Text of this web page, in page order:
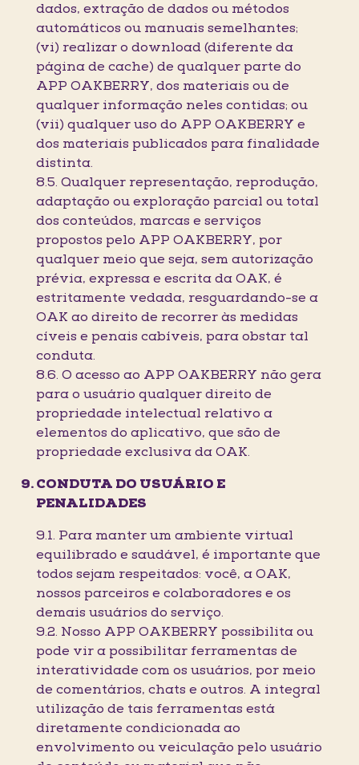
dados, extração de dados ou métodos
automáticos ou manuais semelhantes;
(vi) realizar o download (diferente da
página de cache) de qualquer parte do
APP OAKBERRY, dos materiais ou de
qualquer informação neles contidas; ou
(vii) qualquer uso do APP OAKBERRY e
dos materiais publicados para finalidade
distinta.
8.5. Qualquer representação, reprodução,
adaptação ou exploração parcial ou total
dos conteúdos, marcas e serviços
propostos pelo APP OAKBERRY, por
qualquer meio que seja, sem autorização
prévia, expressa e escrita da OAK, é
estritamente vedada, resguardando-se a
OAK ao direito de recorrer às medidas
cíveis e penais cabíveis, para obstar tal
conduta.
8.6. O acesso ao APP OAKBERRY não gera
para o usuário qualquer direito de
propriedade intelectual relativo a
elementos do aplicativo, que são de
propriedade exclusiva da OAK.
CONDUTA DO USUÁRIO E
PENALIDADES
9.1. Para manter um ambiente virtual
equilibrado e saudável, é importante que
todos sejam respeitados: você, a OAK,
nossos parceiros e colaboradores e os
demais usuários do serviço.
9.2. Nosso APP OAKBERRY possibilita ou
pode vir a possibilitar ferramentas de
interatividade com os usuários, por meio
de comentários, chats e outros. A integral
utilização de tais ferramentas está
diretamente condicionada ao
envolvimento ou veiculação pelo usuário